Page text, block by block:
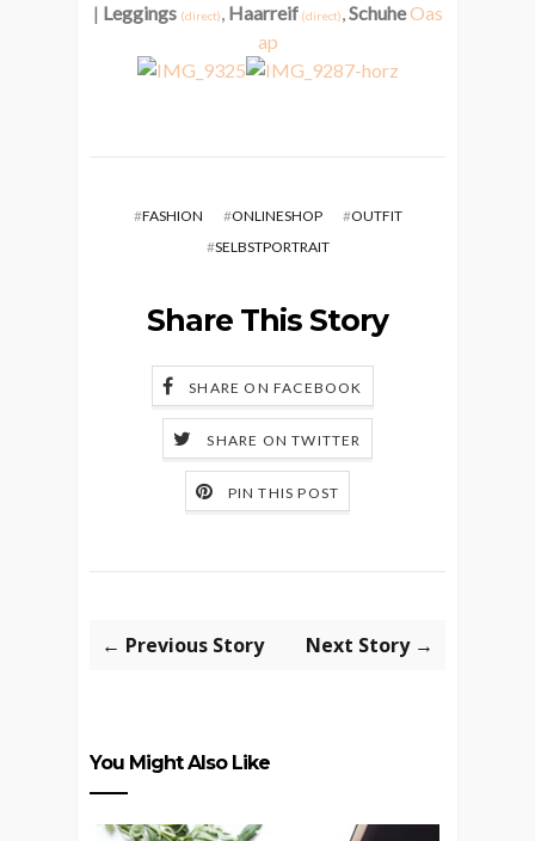
| Leggings (direct),Haarreif (direct),SchuheOas
ap
#FASHION #ONLINESHOP #OUTFIT
#SELBSTPORTRAIT
Share This Story
SHARE ON FACEBOOK
SHARE ON TWITTER
PIN THIS POST
← Previous Story Next Story →
You Might Also Like